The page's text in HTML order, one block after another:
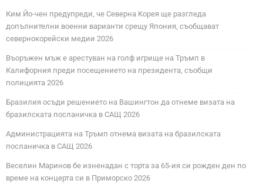
Ким Йо-чен предупреди, че Северна Корея ще разгледа
допълнителни военни варианти срещу Япония, съобщават
севернокорейски медии 2026
Въоръжен мъж е арестуван на голф игрище на Тръмп в
Калифорния преди посещението на президента, съобщи
полицията 2026
Бразилия осъди решението на Вашингтон да отнеме визата на
бразилската посланичка в САЩ 2026
Администрацията на Тръмп отнема визата на бразилската
посланичка в САЩ 2026
Веселин Маринов бе изненадан с торта за 65-ия си рожден ден по
време на концерта си в Приморско 2026